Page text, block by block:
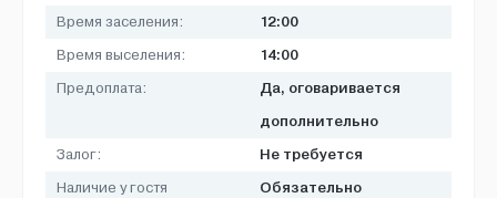
Время заселения: 12:00
Время выселения: 14:00
Предоплата:
Да, оговаривается
дополнительно
Залог: Не требуется
Наличие у гостя
Обязательно